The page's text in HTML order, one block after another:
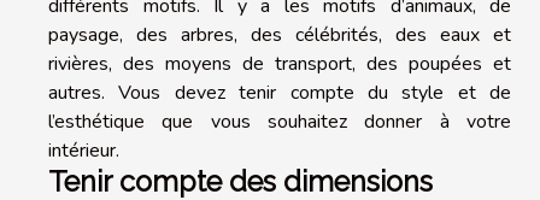
différents motifs. Il y a les motifs d’animaux, de
paysage, des arbres, des célébrités, des eaux et
rivières, des moyens de transport, des poupées et
autres. Vous devez tenir compte du style et de
l’esthétique que vous souhaitez donner à votre
intérieur.
Tenir compte des dimensions